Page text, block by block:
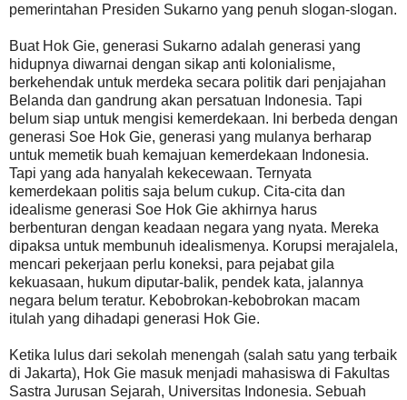
pemerintahan Presiden Sukarno yang penuh slogan-slogan.
Buat Hok Gie, generasi Sukarno adalah generasi yang
hidupnya diwarnai dengan sikap anti kolonialisme,
berkehendak untuk merdeka secara politik dari penjajahan
Belanda dan gandrung akan persatuan Indonesia. Tapi
belum siap untuk mengisi kemerdekaan. Ini berbeda dengan
generasi Soe Hok Gie, generasi yang mulanya berharap
untuk memetik buah kemajuan kemerdekaan Indonesia.
Tapi yang ada hanyalah kekecewaan. Ternyata
kemerdekaan politis saja belum cukup. Cita-cita dan
idealisme generasi Soe Hok Gie akhirnya harus
berbenturan dengan keadaan negara yang nyata. Mereka
dipaksa untuk membunuh idealismenya. Korupsi merajalela,
mencari pekerjaan perlu koneksi, para pejabat gila
kekuasaan, hukum diputar-balik, pendek kata, jalannya
negara belum teratur. Kebobrokan-kebobrokan macam
itulah yang dihadapi generasi Hok Gie.
Ketika lulus dari sekolah menengah (salah satu yang terbaik
di Jakarta), Hok Gie masuk menjadi mahasiswa di Fakultas
Sastra Jurusan Sejarah, Universitas Indonesia. Sebuah